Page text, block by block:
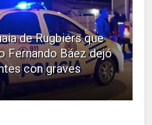
de Rugbiers que
Fernando Báez dejó
con graves